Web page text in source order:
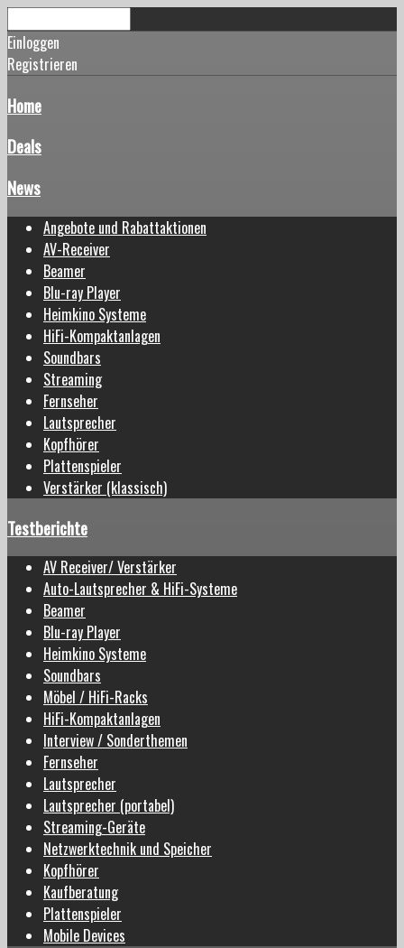
Einloggen
Registrieren
Home
Deals
News
Angebote und Rabattaktionen
AV-Receiver
Beamer
Blu-ray Player
Heimkino Systeme
HiFi-Kompaktanlagen
Soundbars
Streaming
Fernseher
Lautsprecher
Kopfhörer
Plattenspieler
Verstärker (klassisch)
Testberichte
AV Receiver/ Verstärker
Auto-Lautsprecher & HiFi-Systeme
Beamer
Blu-ray Player
Heimkino Systeme
Soundbars
Möbel / HiFi-Racks
HiFi-Kompaktanlagen
Interview / Sonderthemen
Fernseher
Lautsprecher
Lautsprecher (portabel)
Streaming-Geräte
Netzwerktechnik und Speicher
Kopfhörer
Kaufberatung
Plattenspieler
Mobile Devices